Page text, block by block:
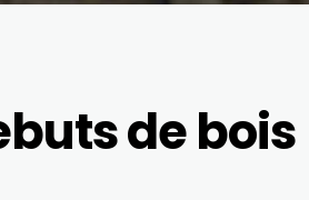
de bois